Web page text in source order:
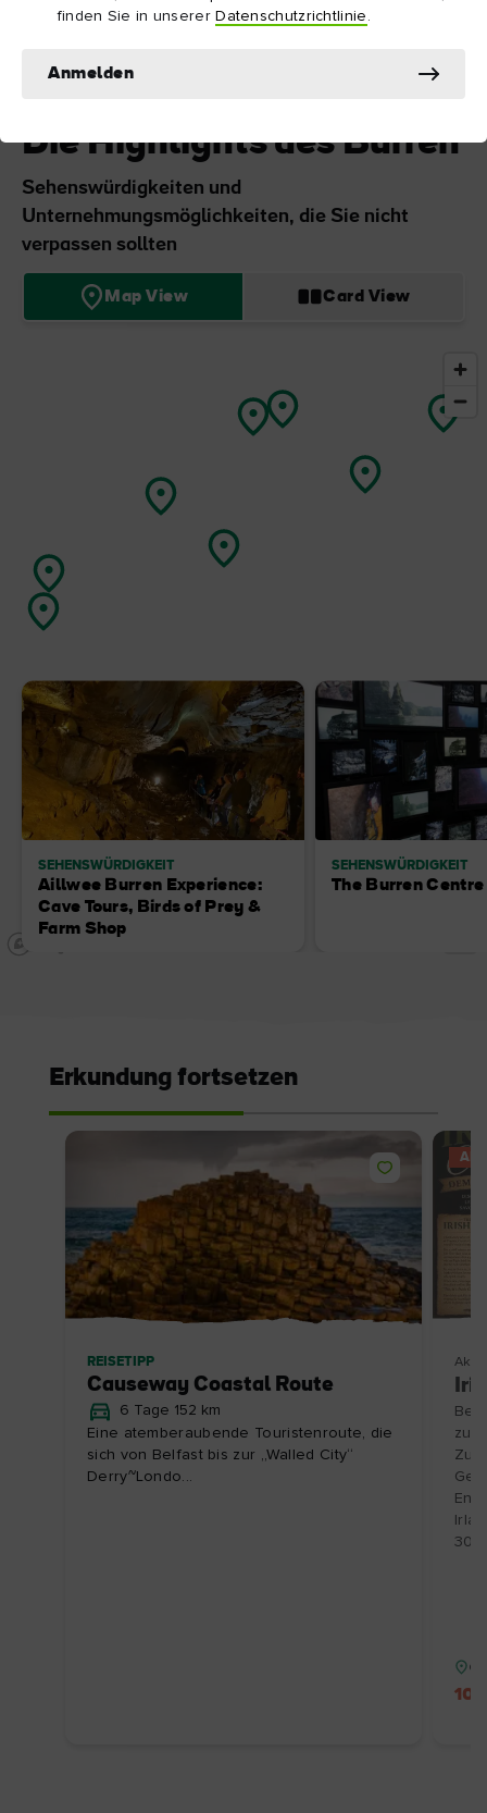
finden Sie in unsererDatenschutzrichtlinie
Anmelden
Die Highlights des Burren
Sehenswürdigkeiten und
Unternehmungsmöglichkeiten, die Sie nicht
verpassen sollten
Map View Card View
SEHENSWÜRDIGKEIT
Aillwee Burren Experience:
Cave Tours, Birds of Prey &
Farm Shop
SEHENSWÜRDIGKEIT
The Burren Centre
Erkundung fortsetzen
REISETIPP
Causeway Coastal Route
6 Tage 152 km
Eine atemberaubende Touristenroute, die
sich von Belfast bis zur „Walled City“
Derry~Londo...
zu
10